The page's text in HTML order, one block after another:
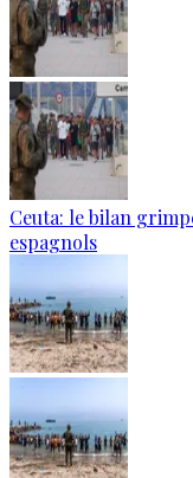
Ceuta: le bilan
espagnols